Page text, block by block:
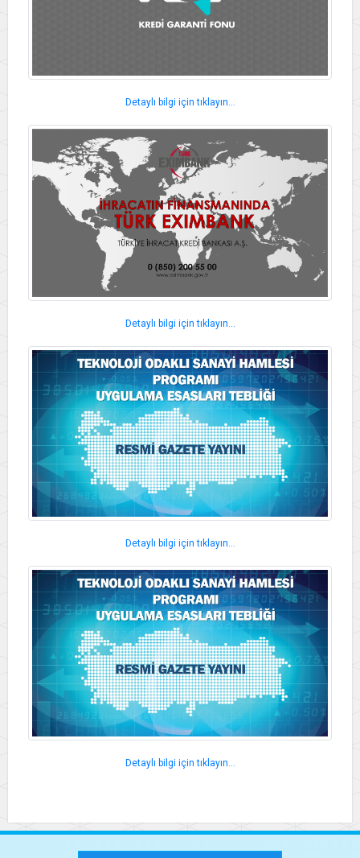
Detaylı bilgi için tıklayın...
Detaylı bilgi için tıklayın...
Detaylı bilgi için tıklayın...
Detaylı bilgi için tıklayın...